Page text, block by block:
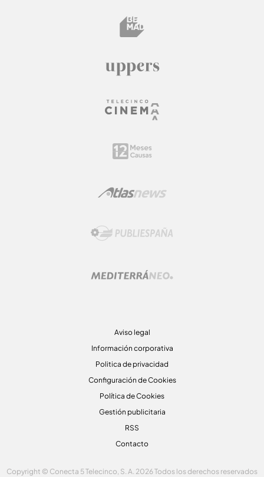
Aviso legal
Información corporativa
Politica de privacidad
Configuración de Cookies
Política de Cookies
Gestión publicitaria
RSS
Contacto
Copyright © Conecta 5 Telecinco, S. A. 2026 Todos los derechos reservados